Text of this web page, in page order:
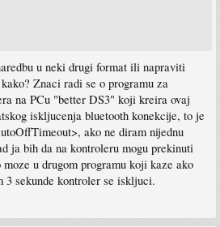
u neki drugi format ili napraviti
Znaci radi se o programu za
na PCu "better DS3" koji kreira ovaj
iskljucenja bluetooth konekcije, to je
ako ne diram nijednu
ja bih da na kontroleru mogu prekinuti
u drugom programu koji kaze ako
sekunde kontroler se iskljuci.